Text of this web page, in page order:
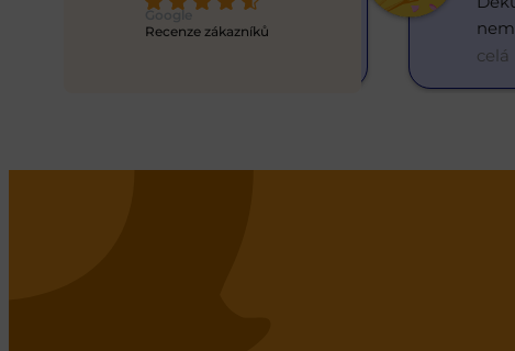
Google
Recenze zákazníků
normální kurz. Resp...
celá